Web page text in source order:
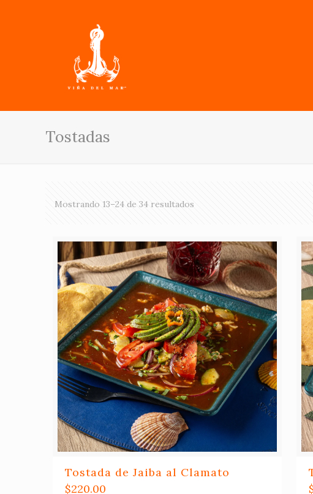
Tostadas
Mostrando 13–24 de 34 resultados
Tostada de Jaiba al Clamato
$220.00